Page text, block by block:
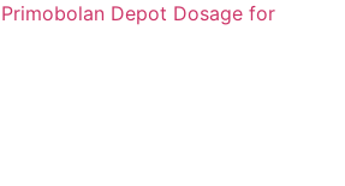
Depot Dosage for